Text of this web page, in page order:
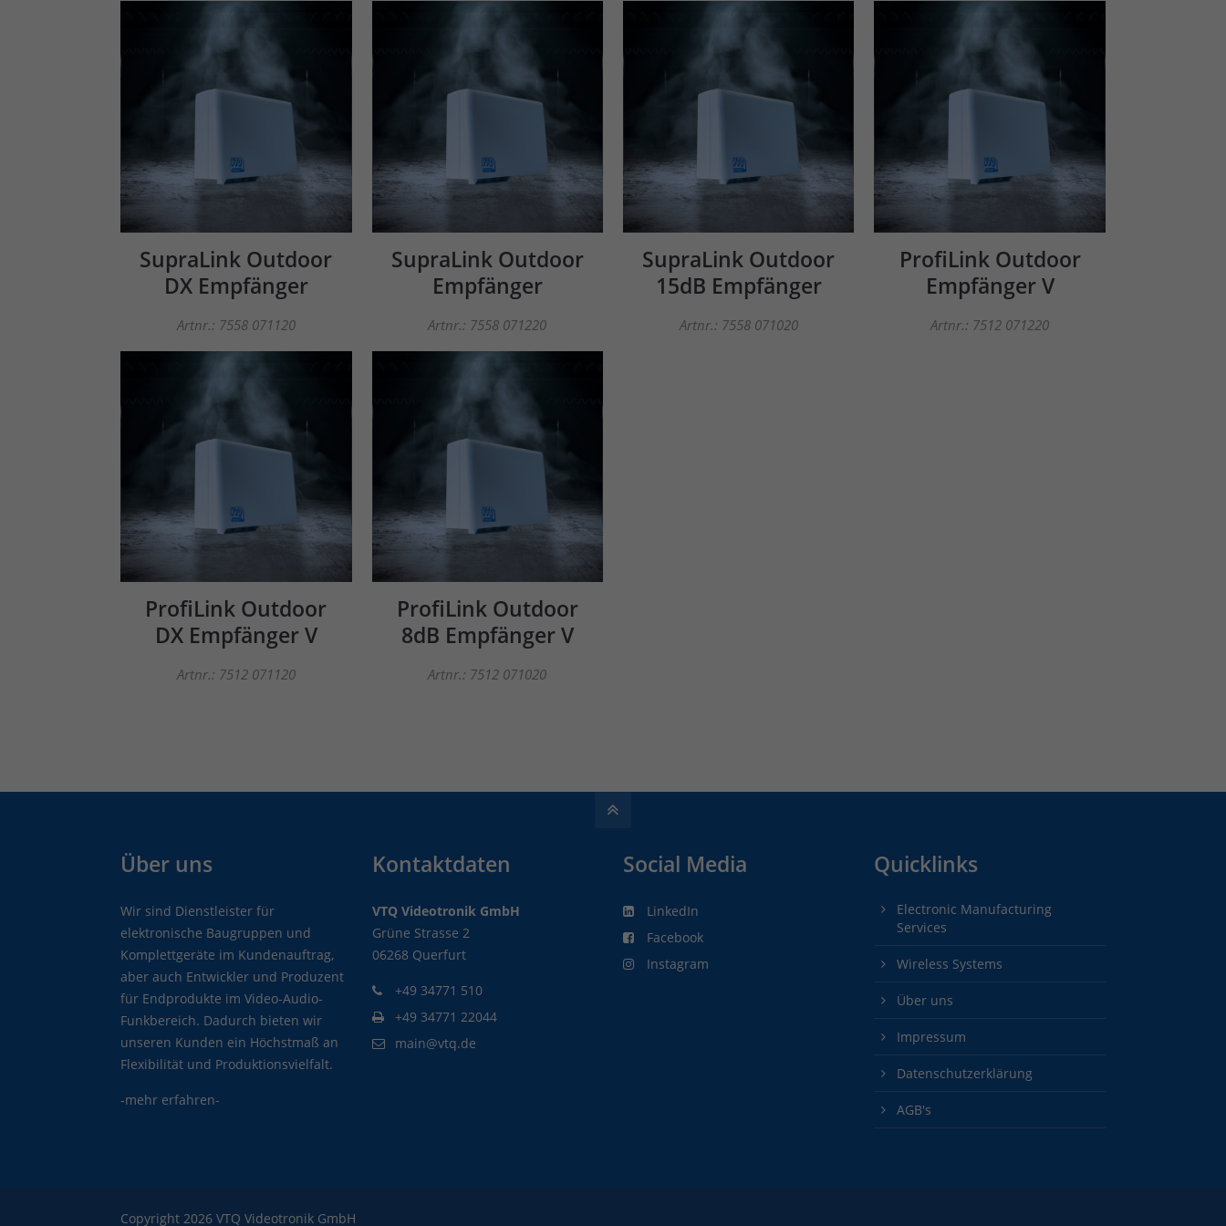
SupraLink Outdoor
DX Empfänger
Artnr.: 7558 071120
SupraLink Outdoor
Empfänger
Artnr.: 7558 071220
SupraLink Outdoor
15dB Empfänger
Artnr.: 7558 071020
ProfiLink Outdoor
Empfänger V
Artnr.: 7512 071220
ProfiLink Outdoor
DX Empfänger V
Artnr.: 7512 071120
ProfiLink Outdoor
8dB Empfänger V
Artnr.: 7512 071020
Über uns
Wir sind Dienstleister für
elektronische Baugruppen und
Komplettgeräte im Kundenauftrag,
aber auch Entwickler und Produzent
für Endprodukte im Video-Audio-
Funkbereich. Dadurch bieten wir
unseren Kunden ein Höchstmaß an
Flexibilität und Produktionsvielfalt.
-mehr erfahren-
Kontaktdaten
VTQ Videotronik GmbH
Grüne Strasse 2
06268 Querfurt
+49 34771 510
+49 34771 22044
main@vtq.de
Social Media
LinkedIn
Facebook
Instagram
Quicklinks
Electronic Manufacturing
Services
Wireless Systems
Über uns
Impressum
Datenschutzerklärung
AGB's
Copyright 2026 VTQ Videotronik GmbH